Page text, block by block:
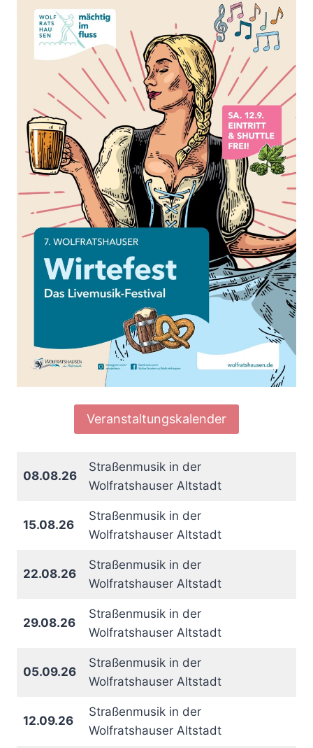
Veranstaltungskalender
08.08.26
Straßenmusik in der
Wolfratshauser Altstadt
15.08.26
Straßenmusik in der
Wolfratshauser Altstadt
22.08.26
Straßenmusik in der
Wolfratshauser Altstadt
29.08.26
Straßenmusik in der
Wolfratshauser Altstadt
05.09.26
Straßenmusik in der
Wolfratshauser Altstadt
12.09.26
Straßenmusik in der
Wolfratshauser Altstadt